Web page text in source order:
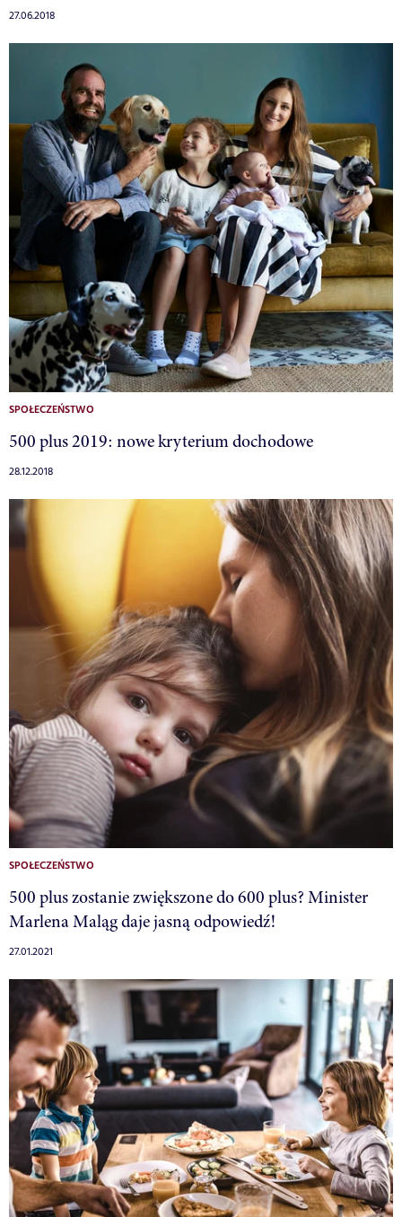
27.06.2018
SPOŁECZEŃSTWO
500 plus 2019: nowe kryterium dochodowe
28.12.2018
SPOŁECZEŃSTWO
500 plus zostanie zwiększone do 600 plus? Minister
Marlena Maląg daje jasną odpowiedź!
27.01.2021